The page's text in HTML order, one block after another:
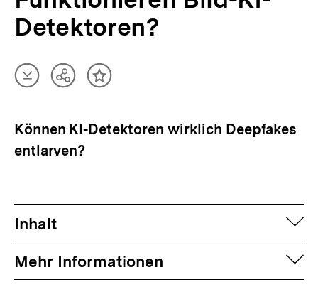
Detektoren?
Artikel
herunterladen
TeilenInhalt
Können KI-Detektoren wirklich Deepfakes
entlarven?
Inhalt
Mehr Informationen